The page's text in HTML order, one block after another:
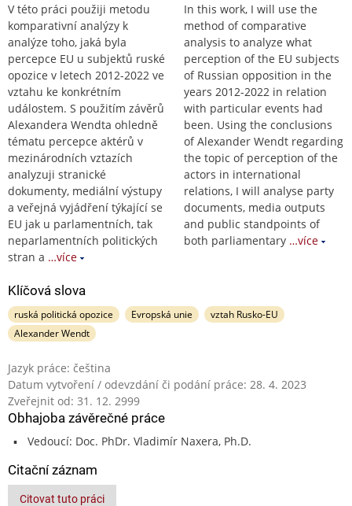
V této práci použiji metodu
komparativní analýzy k
analýze toho, jaká byla
percepce EU u subjektů ruské
opozice v letech 2012-2022 ve
vztahu ke konkrétním
událostem. S použitím závěrů
Alexandera Wendta ohledně
tématu percepce aktérů v
mezinárodních vztazích
analyzuji stranické
dokumenty, mediální výstupy
a veřejná vyjádření týkající se
EU jak u parlamentních, tak
neparlamentních politických
stran a …více
In this work, I will use the
method of comparative
analysis to analyze what
perception of the EU subjects
of Russian opposition in the
years 2012-2022 in relation
with particular events had
been. Using the conclusions
of Alexander Wendt regarding
the topic of perception of the
actors in international
relations, I will analyse party
documents, media outputs
and public standpoints of
both parliamentary …více
Klíčová slova
ruská politická opozice Evropská unie
vztah Rusko-EU
Alexander Wendt
Jazyk práce: čeština
Datum vytvoření / odevzdání či podání práce: 28. 4. 2023
Zveřejnit od: 31. 12. 2999
Obhajoba závěrečné práce
Vedoucí: Doc. PhDr. Vladimír Naxera, Ph.D.
Citační záznam
Citovat tuto práci